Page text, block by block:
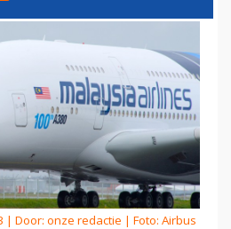
| Door: onze redactie | Foto: Airbus